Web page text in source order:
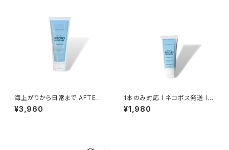
海上がりから日常まで AFTER
SURF CREAM STANDARD｜
毎日のベーシックケア
¥3,960
1本のみ対応 l ネコポス発送 l
進化したSTANDARD60g プロ
愛用 l 持ち運び l プレゼント
¥1,980